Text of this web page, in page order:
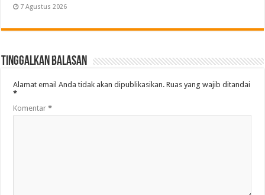
7 Agustus 2026
Tinggalkan Balasan
Alamat email Anda tidak akan dipublikasikan. Ruas yang wajib ditandai
*
Komentar*